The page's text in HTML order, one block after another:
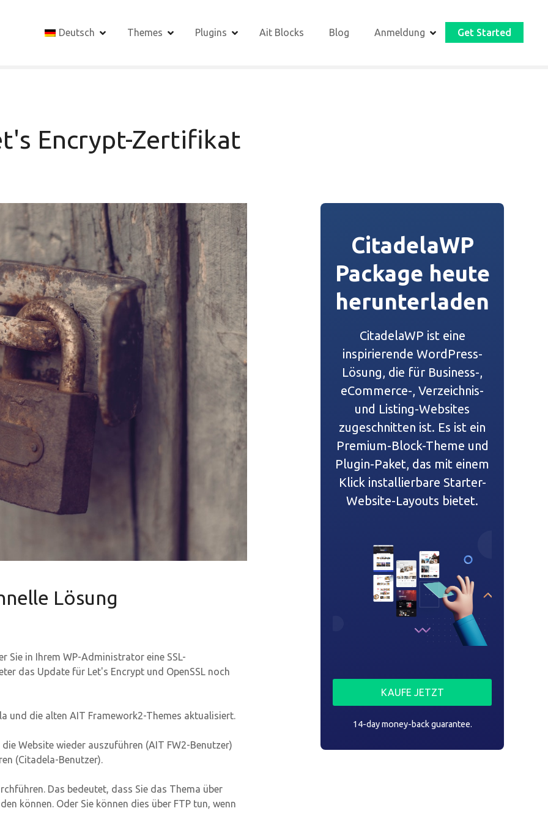
Deutsch Themes Plugins Ait Blocks Blog Anmeldung Get Started
Encrypt-Zertifikat
Lösung
Sie in Ihrem WP-Administrator eine SSL-
das Update für Let's Encrypt und OpenSSL noch
und die alten AIT Framework2-Themes aktualisiert.
Website wieder auszuführen (AIT FW2-Benutzer)
(Citadela-Benutzer).
Das bedeutet, dass Sie das Thema über
können. Oder Sie können dies über FTP tun, wenn
CitadelaWP
Package heute
herunterladen
CitadelaWP ist eine
inspirierende WordPress-
Lösung, die für Business-,
eCommerce-, Verzeichnis-
und Listing-Websites
zugeschnitten ist. Es ist ein
Premium-Block-Theme und
Plugin-Paket, das mit einem
Klick installierbare Starter-
Website-Layouts bietet.
KAUFE JETZT
14-day money-back guarantee.